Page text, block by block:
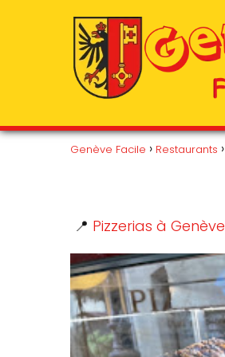
Genève Facile Restaurants
📍 Pizzerias à Genève